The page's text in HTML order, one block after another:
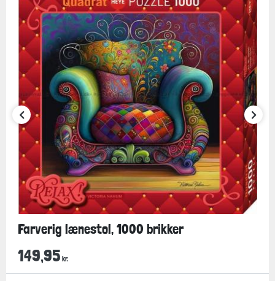
Farverig lænestol, 1000 brikker
149,95 kr.